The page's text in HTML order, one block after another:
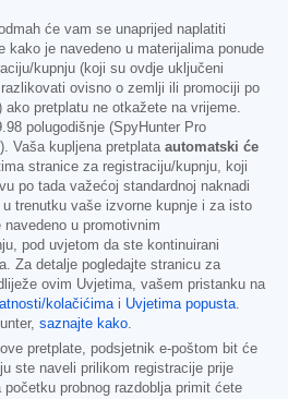
će vam se unaprijed naplatiti
kako je navedeno u materijalima ponude
kupnju (koji su ovdje uključeni
ovisno o zemlji ili promociji po
pretplatu ne otkažete na vrijeme.
polugodišnje (SpyHunter Pro
Vaša kupljena pretplata automatski će
stranice za registraciju/kupnju, koji
po tada važećoj standardnoj naknadi
trenutku vaše izvorne kupnje i za isto
u promotivnim
pod uvjetom da ste kontinuirani
Za detalje pogledajte stranicu za
ovim Uvjetima, vašem pristanku na
kolačićimai Uvjetima popusta.
saznajte kako.
pretplate, podsjetnik e-poštom bit će
ste naveli prilikom registracije prije
probnog razdoblja primit ćete